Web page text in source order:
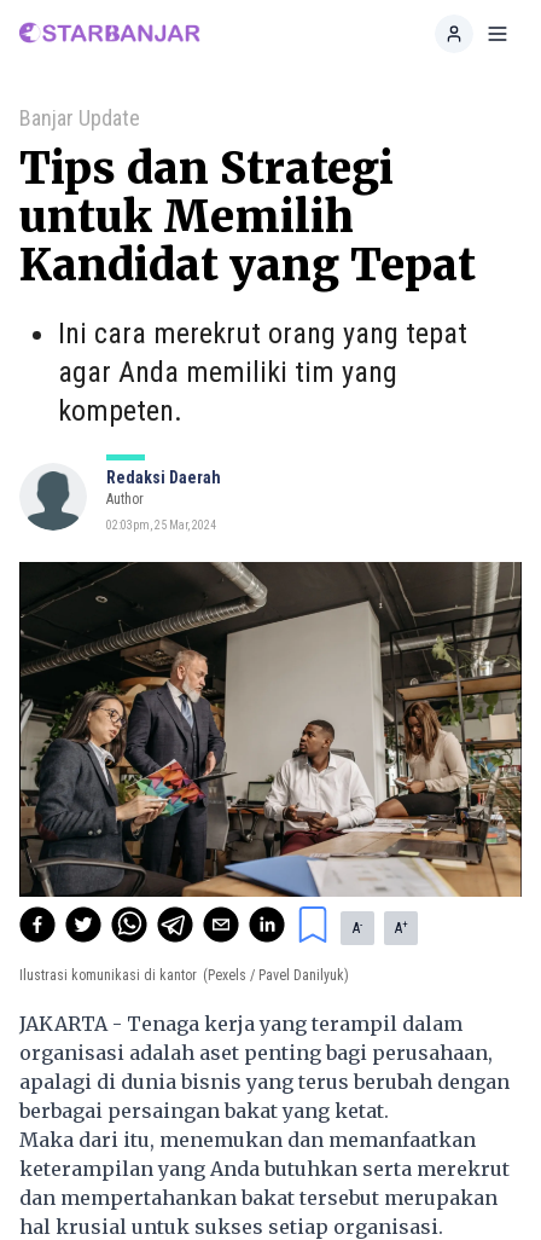
Home
Banjar Update
Tips dan Strategi
untuk Memilih
Kandidat yang Tepat
Ini cara merekrut orang yang tepat
agar Anda memiliki tim yang
kompeten.
Redaksi Daerah
Author
02:03pm, 25 Mar, 2024
A- A+
Ilustrasi komunikasi di kantor (Pexels / Pavel Danilyuk)
JAKARTA - Tenaga kerja yang terampil dalam
organisasi adalah aset penting bagi perusahaan,
apalagi di dunia bisnis yang terus berubah dengan
berbagai persaingan bakat yang ketat.
Maka dari itu, menemukan dan memanfaatkan
keterampilan yang Anda butuhkan serta merekrut
dan mempertahankan bakat tersebut merupakan
hal krusial untuk sukses setiap organisasi.